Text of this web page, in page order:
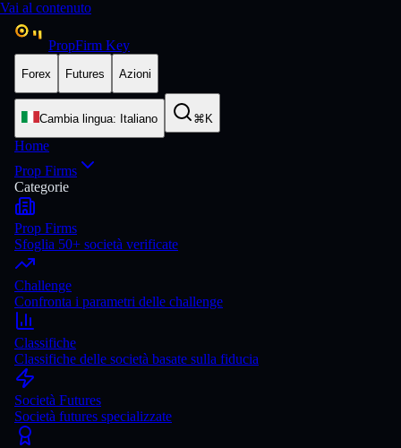
Vai al contenuto
PropFirm Key
Forex Futures Azioni
Cambia lingua: Italiano ⌘K
Home
Prop Firms
Categorie
Prop Firms
Sfoglia 50+ società verificate
Challenge
Confronta i parametri delle challenge
Classifiche
Classifiche delle società basate sulla fiducia
Società Futures
Società futures specializzate